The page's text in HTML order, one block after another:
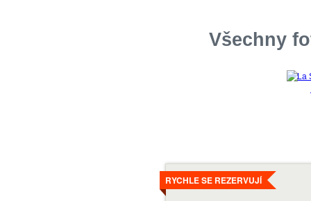
Všechny
RYCHLE SE REZERVUJÍ
Více